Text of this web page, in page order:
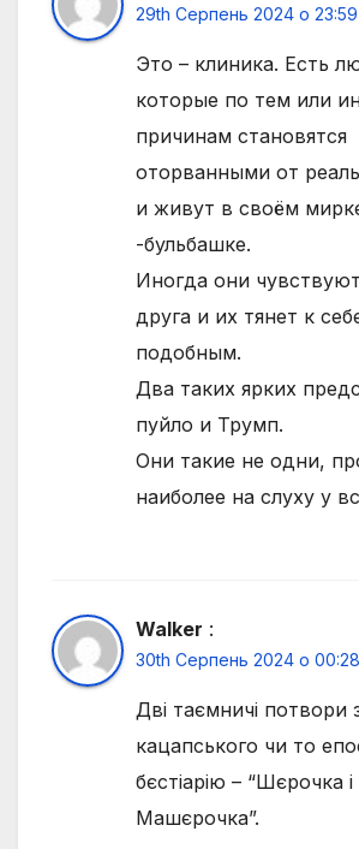
29th Серпень 2024 о 23:59
Это – клиника. Есть
которые по тем или
причинам становятся
оторванными от
и живут в своём
-бульбашке.
Иногда они
друга и их тянет к
подобным.
Два таких ярких
пуйло и Трумп.
Они такие не одни,
наиболее на слуху у
Walker :
30th Серпень 2024 о 00:28
Дві таємничі потвори
кацапського чи то
бєстіарію – “Шєрочка і
Машєрочка”.